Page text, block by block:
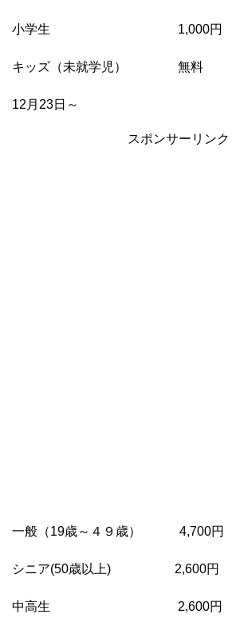
小学生 1,000円
キッズ（未就学児） 無料
12月23日～
スポンサーリンク
一般（19歳～４９歳） 4,700円
シニア(50歳以上) 2,600円
中高生 2,600円